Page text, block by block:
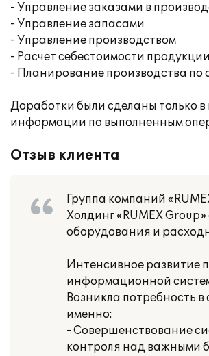
- Управление заказами в
- Управление запасами
- Управление производством
- Расчет себестоимости продукции
- Планирование производства по
Доработки были сделаны только
информации по выполненным
Отзыв клиента
Группа компаний
Холдинг «RUMEX
оборудования и
Интенсивное развитие
информационной
Возникла потребность
именно:
- Совершенствование
контроля над важными